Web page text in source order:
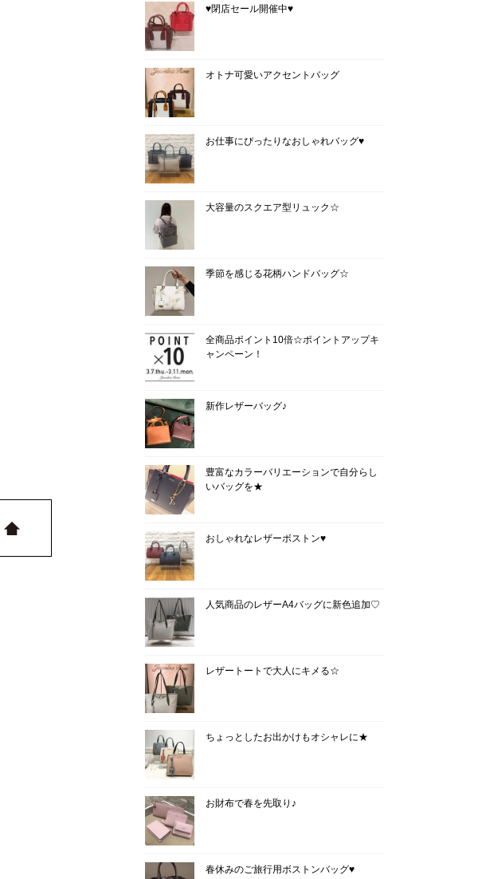
♥閉店セール開催中♥
オトナ可愛いアクセントバッグ
お仕事にぴったりなおしゃれバッグ♥
大容量のスクエア型リュック☆
季節を感じる花柄ハンドバッグ☆
全商品ポイント10倍☆ポイントアップキ
ャンペーン！
新作レザーバッグ♪
豊富なカラーバリエーションで自分らし
いバッグを★
おしゃれなレザーボストン♥
人気商品のレザーA4バッグに新色追加♡
レザートートで大人にキメる☆
ちょっとしたお出かけもオシャレに★
お財布で春を先取り♪
春休みのご旅行用ボストンバッグ♥